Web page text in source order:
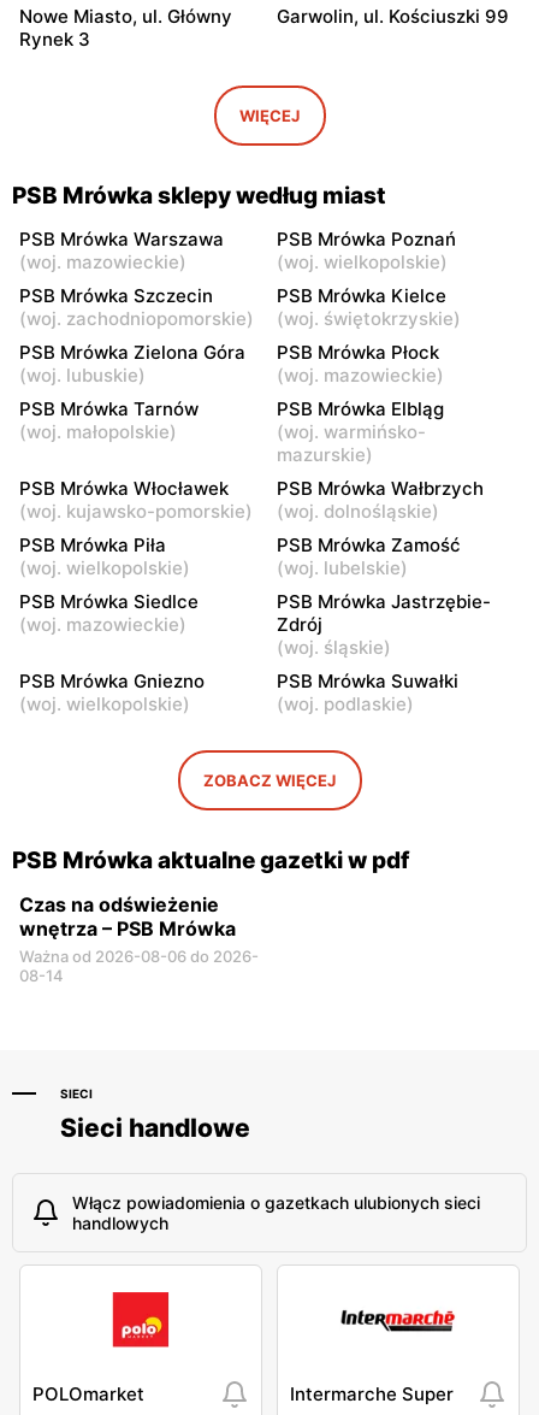
Nowe Miasto, ul. Główny
Rynek 3
Garwolin, ul. Kościuszki 99
Gwizdały, ul. Łochowska 18
PSB Mrówka
Rząśnik, ul. Wyszkowska 11
PSB Mrówka
Strachówko, ul. Pułtuska 58
PSB Mrówka
Białobrzegi, ul. Kościelna 91
D
PSB Mrówka
Sadowne, ul. Łochowska 1
A
PSB Mrówka
Maków Mazowiecki, ul.
Duńskiego Czerwonego
Krzyża 34/
PSB Mrówka
Węgrów, ul.
Jerzego Popiełuszki 1
PSB Mrówka
Długosiodło, ul. Ostrołęcka
10
PSB Mrówka
Rawa Mazowiecka, ul.
Katowicka 22
PSB Mrówka
Ciechanów, ul. Niechodzka
5
PSB Mrówka PSB Mrówka
Różan, ul. Warszawska 66
PSB Mrówka PSB Mrówka
68
PSB Mrówka
133
WIĘCEJ
PSB Mrówka sklepy według miast
PSB Mrówka Warszawa
(woj. mazowieckie)
PSB Mrówka Poznań
(woj. wielkopolskie)
PSB Mrówka Szczecin
(woj. zachodniopomorskie)
PSB Mrówka Kielce
(woj. świętokrzyskie)
PSB Mrówka Zielona Góra
(woj. lubuskie)
PSB Mrówka Płock
(woj. mazowieckie)
PSB Mrówka Tarnów
(woj. małopolskie)
PSB Mrówka Elbląg
(woj. warmińsko-
mazurskie)
PSB Mrówka Włocławek
(woj. kujawsko-pomorskie)
PSB Mrówka Wałbrzych
(woj. dolnośląskie)
PSB Mrówka Piła
(woj. wielkopolskie)
PSB Mrówka Zamość
(woj. lubelskie)
PSB Mrówka Siedlce
(woj. mazowieckie)
PSB Mrówka Jastrzębie-
Zdrój
(woj. śląskie)
PSB Mrówka Gniezno
(woj. wielkopolskie)
PSB Mrówka Suwałki
(woj. podlaskie)
ZOBACZ WIĘCEJ
PSB Mrówka aktualne gazetki w pdf
Czas na odświeżenie
wnętrza – PSB Mrówka
Ważna od 2026-08-06 do 2026-
08-14
SIECI
Sieci handlowe
Włącz powiadomienia o gazetkach ulubionych sieci
handlowych
POLOmarket Intermarche Super